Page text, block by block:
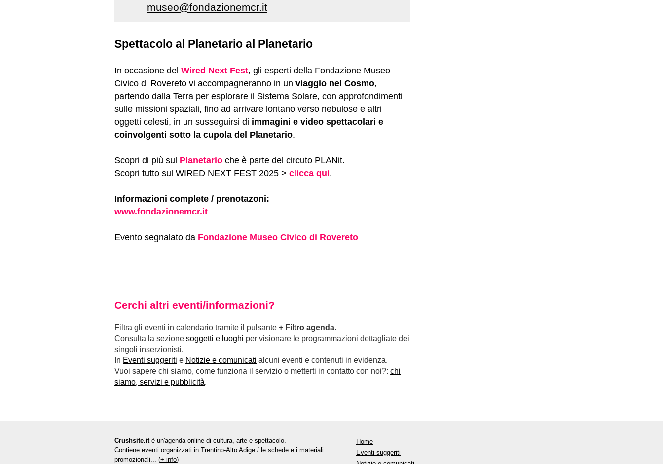
museo@fondazionemcr.it
Spettacolo al Planetario al Planetario
In occasione del Wired Next Fest, gli esperti della Fondazione Museo
Civico di Rovereto vi accompagneranno in un viaggio nel Cosmo,
partendo dalla Terra per esplorare il Sistema Solare, con approfondimenti
sulle missioni spaziali, fino ad arrivare lontano verso nebulose e altri
oggetti celesti, in un susseguirsi di immagini e video spettacolari e
coinvolgenti sotto la cupola del Planetario.
Scopri di più sul Planetario che è parte del circuto PLANit.
Scopri tutto sul WIRED NEXT FEST 2025 > clicca qui.
Informazioni complete / prenotazoni:
www.fondazionemcr.it
Evento segnalato da Fondazione Museo Civico di Rovereto
Cerchi altri eventi/informazioni?
Filtra gli eventi in calendario tramite il pulsante + Filtro agenda.
Consulta la sezione soggetti e luoghi per visionare le programmazioni dettagliate dei
singoli inserzionisti.
In Eventi suggeriti e Notizie e comunicati alcuni eventi e contenuti in evidenza.
Vuoi sapere chi siamo, come funziona il servizio o metterti in contatto con noi?: chi
siamo, servizi e pubblicità.
Crushsite.it è un'agenda online di cultura, arte e spettacolo.
Contiene eventi organizzati in Trentino-Alto Adige / le schede e i materiali
promozionali... (+ info)
Home
Eventi suggeriti